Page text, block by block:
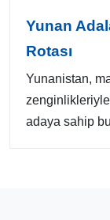
Yunan
Rotası
Yunanistan,
zenginlikleriyle
adaya sahip